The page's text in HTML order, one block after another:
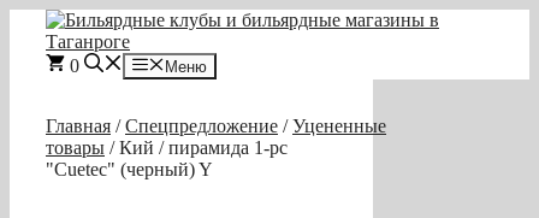
Перейти
содержимому
0 Меню
Главная /Спецпредложение /Уцененные
товары / Кий / пирамида 1-pc
"Cuetec" (черный) Y